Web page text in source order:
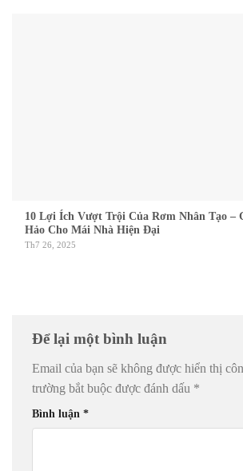
10 Lợi Ích Vượt Trội Của Rơm Nhân Tạo –
Hảo Cho Mái Nhà Hiện Đại
Th7 26, 2025
Để lại một bình luận
Email của bạn sẽ không được hiển thị
trường bắt buộc được đánh dấu *
Bình luận *